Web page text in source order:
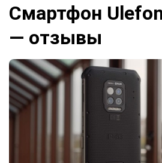
Смартфон
— отзывы